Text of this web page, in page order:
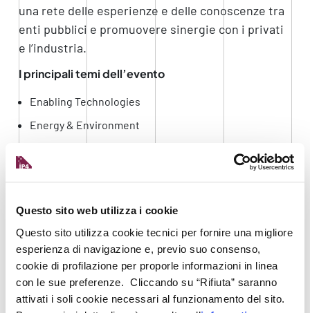
Questo sito web utilizza i cookie
Questo sito utilizza cookie tecnici per fornire una migliore
esperienza di navigazione e, previo suo consenso,
cookie di profilazione per proporle informazioni in linea
con le sue preferenze. Cliccando su “Rifiuta” saranno
attivati i soli cookie necessari al funzionamento del sito.
una rete delle esperienze e delle conoscenze tra
enti pubblici e promuovere sinergie con i privati
e l’industria.
I principali temi dell’evento
Enabling Technologies
Energy & Environment
Governance & Economy
Infrastructures & Buildings
Safety & Security
La partecipazione è GRATUITA, sia per gli
incontri on line che per quelli in presenza.